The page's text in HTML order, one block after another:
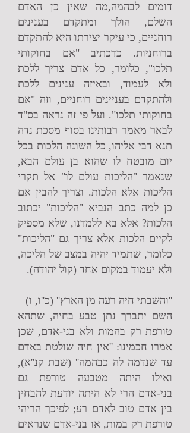
דומים לבהמה,מה שאין כן האדם
השלם, הולך ומתקדם בענינים
רוחניים, כי עיקר יצירתו היא להתקדם
ברוחניות. כדכתיב "אם בחוקותי
תלכו", כלומר, כל אדם צריך ללכת
ולא לעמוד, ובאיזה ענינים ללכת
ולהתקדם בעניינים רוחניים, וזה "אם
בחוקותי תלכו". ועל פי זה נראה בס"ד
לבאר מאמר רבותינו בסוף מסכת נדה
תנא דבי אליהו, כל השונה הלכות בכל
יום מובטח לו שהוא בן עולם הבא,
שנאמר "הליכות עולם לו" אל תקרי
הליכות אלא הלכות. וצריך להבין אם
כן למה כתב הנביא "הליכות" יכתוב
הלכות? אלא בא ללמדנו, שלא מספיק
לקיים הלכות אלא צריך גם "הליכות"
כלומר, שתמיד יהיה במצב של הליכה,
ולא יעמוד במקום אחד (קול יהודה).
''והשבתי חיה רעה מן הארץ'' (כ''ו, ו)
השם יתברך נתן טבע בחיה, שתהא
טורפת רק בהמות ולא בני-אדם, שכן
אמרו חכמינו: ''אין חיה שולטת באדם
עד שנדמה לה כבהמה'' (שבת קנ''א),
ואילו היתה מטבעה טורפת גם
בני-אדם הרי לא היתה יודעת להבחין
בין אדם טוב לאדם רע; לפיכך הריהי
טורפת רק במות, או בני-אדם שנראים